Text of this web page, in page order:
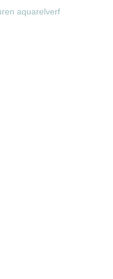
aquarelverf